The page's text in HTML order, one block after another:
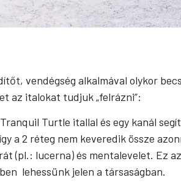
vendégség alkalmával olykor
az italokat tudjuk „felrázni”:
Turtle itallal és egy kanál
a 2 réteg nem keveredik össze
(pl.: lucerna) és mentalevelet. Ez
lehessünk jelen a társaságban.